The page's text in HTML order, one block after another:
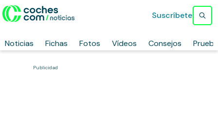
Noticias Fichas Fotos Vídeos Consejos
Suscríbete
Publicidad